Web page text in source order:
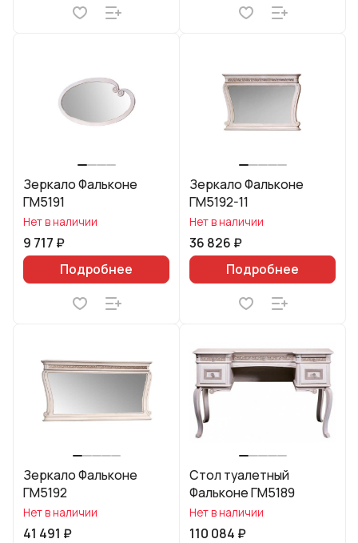
Зеркало Фальконе
ГМ5191
Нет в наличии
9 717 ₽
Подробнее
Зеркало Фальконе
ГМ5192-11
Нет в наличии
36 826 ₽
Подробнее
Зеркало Фальконе
ГМ5192
Нет в наличии
41 491 ₽
Стол туалетный
Фальконе ГМ5189
Нет в наличии
110 084 ₽